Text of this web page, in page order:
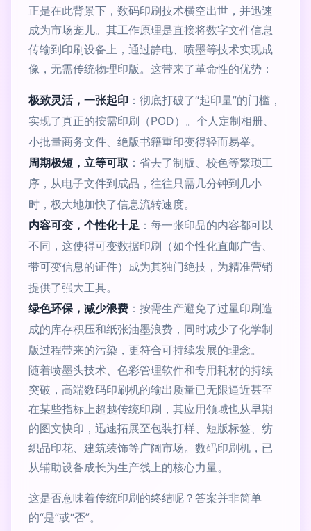
正是在此背景下，数码印刷技术横空出世，并迅速
成为市场宠儿。其工作原理是直接将数字文件信息
传输到印刷设备上，通过静电、喷墨等技术实现成
像，无需传统物理印版。这带来了革命性的优势：
极致灵活，一张起印 ：彻底打破了“起印量”的门槛，
实现了真正的按需印刷（POD）。个人定制相册、
小批量商务文件、绝版书籍重印变得轻而易举。
周期极短，立等可取 ：省去了制版、校色等繁琐工
序，从电子文件到成品，往往只需几分钟到几小
时，极大地加快了信息流转速度。
内容可变，个性化十足 ：每一张印品的内容都可以
不同，这使得可变数据印刷（如个性化直邮广告、
带可变信息的证件）成为其独门绝技，为精准营销
提供了强大工具。
绿色环保，减少浪费 ：按需生产避免了过量印刷造
成的库存积压和纸张油墨浪费，同时减少了化学制
版过程带来的污染，更符合可持续发展的理念。
随着喷墨头技术、色彩管理软件和专用耗材的持续
突破，高端数码印刷机的输出质量已无限逼近甚至
在某些指标上超越传统印刷，其应用领域也从早期
的图文快印，迅速拓展至包装打样、短版标签、纺
织品印花、建筑装饰等广阔市场。数码印刷机，已
从辅助设备成长为生产线上的核心力量。
这是否意味着传统印刷的终结呢？答案并非简单
的“是”或“否”。